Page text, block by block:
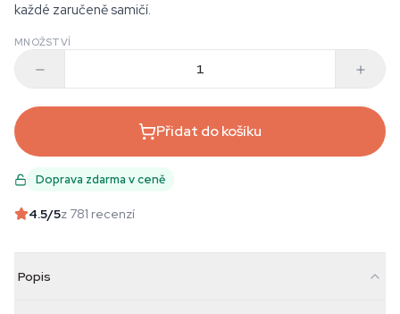
každé zaručeně samičí.
MNOŽSTVÍ
Přidat do košíku
Doprava zdarma v ceně
4.5/5z 781 recenzí
Popis